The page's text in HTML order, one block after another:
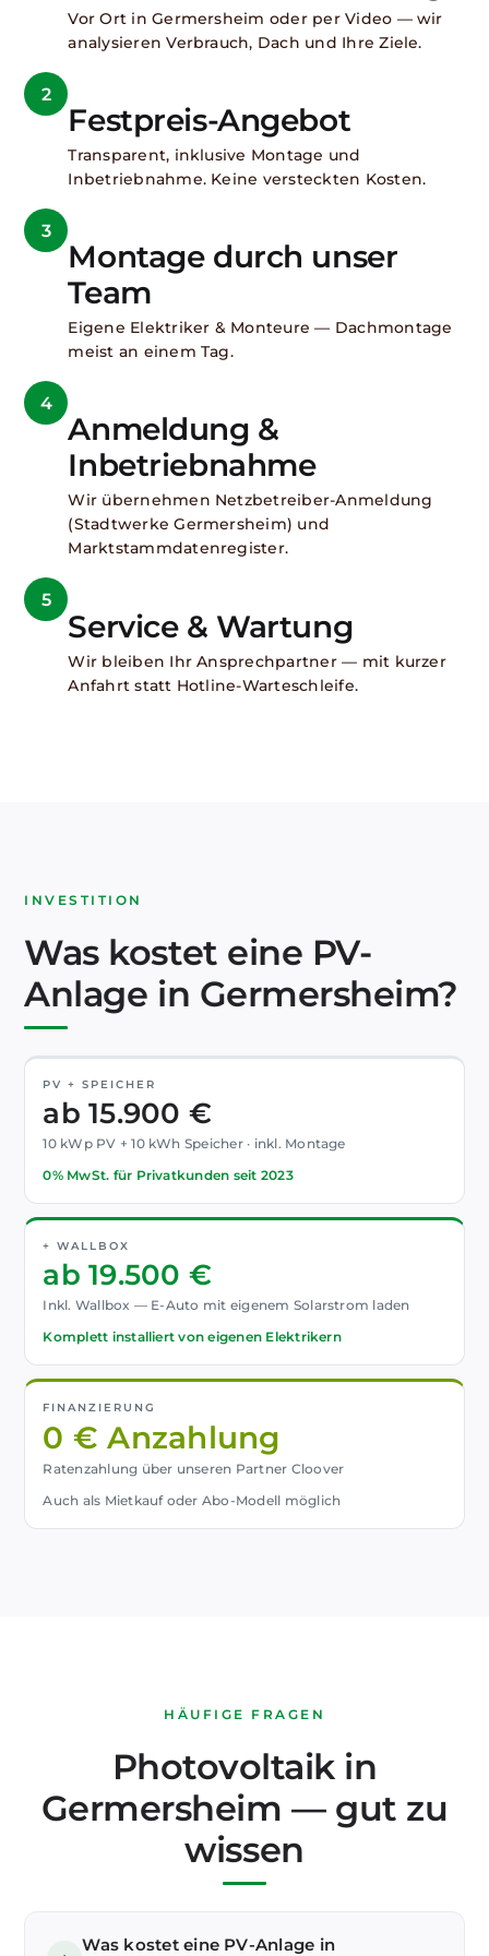
Vor Ort in Germersheim oder per Video — wir
analysieren Verbrauch, Dach und Ihre Ziele.
2
Festpreis-Angebot
Transparent, inklusive Montage und
Inbetriebnahme. Keine versteckten Kosten.
3
Montage durch unser
Team
Eigene Elektriker & Monteure — Dachmontage
meist an einem Tag.
4
Anmeldung &
Inbetriebnahme
Wir übernehmen Netzbetreiber-Anmeldung
(Stadtwerke Germersheim) und
Marktstammdatenregister.
5
Service & Wartung
Wir bleiben Ihr Ansprechpartner — mit kurzer
Anfahrt statt Hotline-Warteschleife.
INVESTITION
Was kostet eine PV-
Anlage in Germersheim?
PV + SPEICHER
ab 15.900 €
10 kWp PV + 10 kWh Speicher · inkl. Montage
0% MwSt. für Privatkunden seit 2023
+ WALLBOX
ab 19.500 €
Inkl. Wallbox — E-Auto mit eigenem Solarstrom laden
Komplett installiert von eigenen Elektrikern
FINANZIERUNG
0 € Anzahlung
Ratenzahlung über unseren Partner Cloover
Auch als Mietkauf oder Abo-Modell möglich
HÄUFIGE FRAGEN
Photovoltaik in
Germersheim — gut zu
wissen
Was kostet eine PV-Anlage in